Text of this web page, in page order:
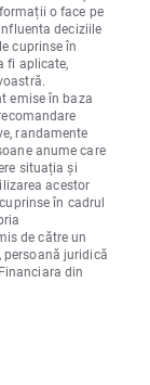
o face pe
deciziile
cuprinse în
fi aplicate,
emise în baza
randamente
anume care
situația și
acestor
în cadrul
de către un
persoană juridică
din